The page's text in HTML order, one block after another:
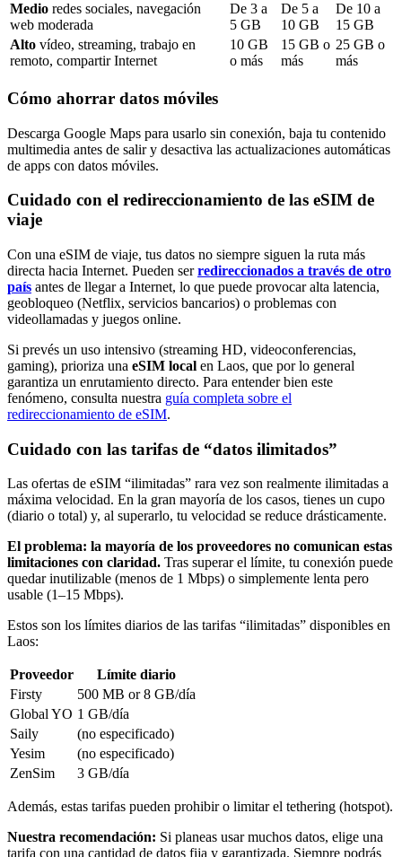
Medio redes sociales, navegación
web moderada
De 3 a
5 GB
De 5 a
10 GB
De 10 a
15 GB
Alto vídeo, streaming, trabajo en
remoto, compartir Internet
10 GB
o más
15 GB o
más
25 GB o
más
Cómo ahorrar datos móviles
Descarga Google Maps para usarlo sin conexión, baja tu contenido
multimedia antes de salir y desactiva las actualizaciones automáticas
de apps con datos móviles.
Cuidado con el redireccionamiento de las eSIM de
viaje
Con una eSIM de viaje, tus datos no siempre siguen la ruta más
directa hacia Internet. Pueden serredireccionados a través de otro
país antes de llegar a Internet, lo que puede provocar alta latencia,
geobloqueo (Netflix, servicios bancarios) o problemas con
videollamadas y juegos online.
Si prevés un uso intensivo (streaming HD, videoconferencias,
gaming), prioriza una eSIM local en Laos, que por lo general
garantiza un enrutamiento directo. Para entender bien este
fenómeno, consulta nuestra guía completa sobre el
redireccionamiento de eSIM.
Cuidado con las tarifas de “datos ilimitados”
Las ofertas de eSIM “ilimitadas” rara vez son realmente ilimitadas a
máxima velocidad. En la gran mayoría de los casos, tienes un cupo
(diario o total) y, al superarlo, tu velocidad se reduce drásticamente.
El problema: la mayoría de los proveedores no comunican estas
limitaciones con claridad. Tras superar el límite, tu conexión puede
quedar inutilizable (menos de 1 Mbps) o simplemente lenta pero
usable (1–15 Mbps).
Estos son los límites diarios de las tarifas “ilimitadas” disponibles en
Laos:
Proveedor
Límite diario
Firsty
500 MB or 8 GB/día
Global YO 1 GB/día
Saily
(no especificado)
Yesim
(no especificado)
ZenSim
3 GB/día
Además, estas tarifas pueden prohibir o limitar el tethering (hotspot).
Nuestra recomendación: Si planeas usar muchos datos, elige una
tarifa con una cantidad de datos fija y garantizada. Siempre podrás